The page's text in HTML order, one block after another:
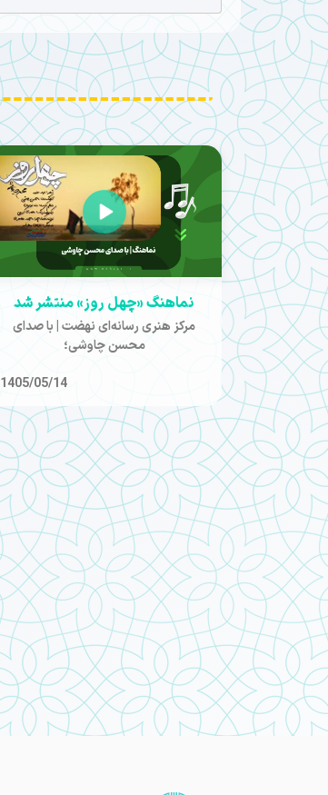
نماهنگ «چهل روز» منتشر شد
مرکز هنری رسانه‌ای نهضت | با صدای
محسن چاوشی؛
1405/05/14